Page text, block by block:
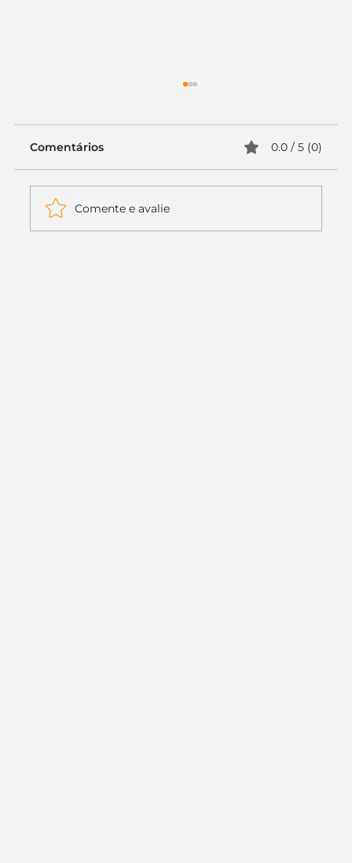
Comentários 0.0 / 5 (0)
Comente e avalie